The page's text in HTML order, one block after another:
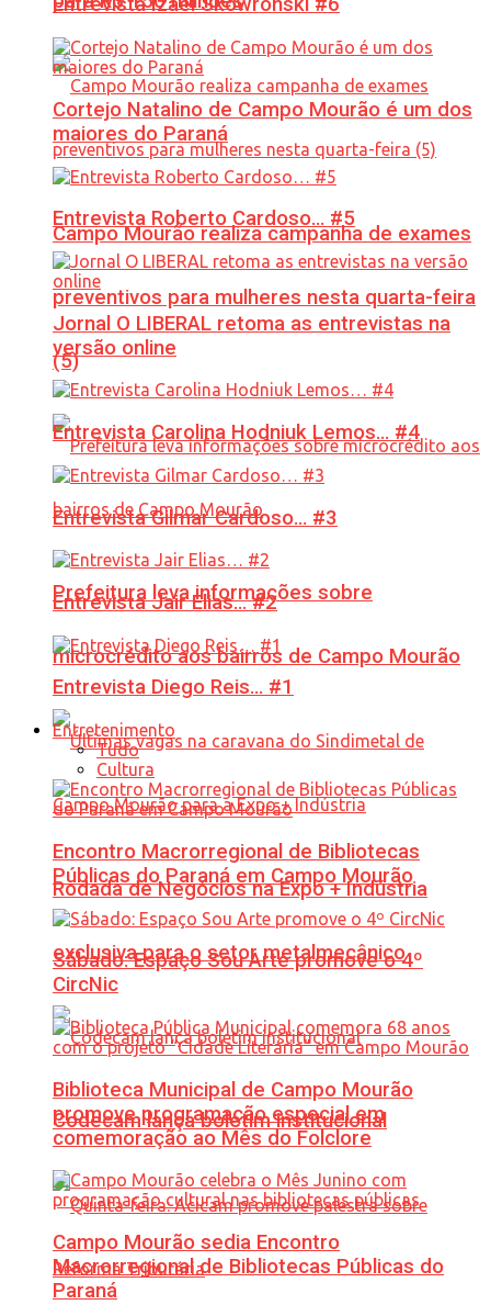
Campo Mourão realiza campanha de exames
preventivos para mulheres nesta quarta-feira
(5)
Prefeitura leva informações sobre
microcrédito aos bairros de Campo Mourão
Rodada de Negócios na Expo + Indústria
exclusiva para o setor metalmecânico
Codecam lança boletim institucional
Cortejo Natalino de Campo Mourão é um dos
maiores do Paraná
Entrevista Roberto Cardoso… #5
Jornal O LIBERAL retoma as entrevistas na
versão online
Entrevista Carolina Hodniuk Lemos… #4
Entrevista Gilmar Cardoso… #3
Entrevista Jair Elias… #2
Entrevista Diego Reis… #1
Entretenimento
Tudo
Cultura
Encontro Macrorregional de Bibliotecas
Públicas do Paraná em Campo Mourão
Sábado: Espaço Sou Arte promove o 4º
CircNic
Biblioteca Municipal de Campo Mourão
promove programação especial em
comemoração ao Mês do Folclore
Campo Mourão sedia Encontro
Macrorregional de Bibliotecas Públicas do
Paraná